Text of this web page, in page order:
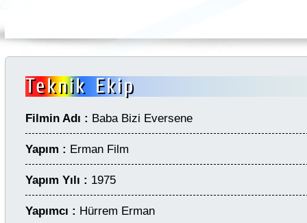
Filmin Adı : Baba Bizi Eversene
Yapım : Erman Film
Yapım Yılı : 1975
Yapımcı : Hürrem Erman